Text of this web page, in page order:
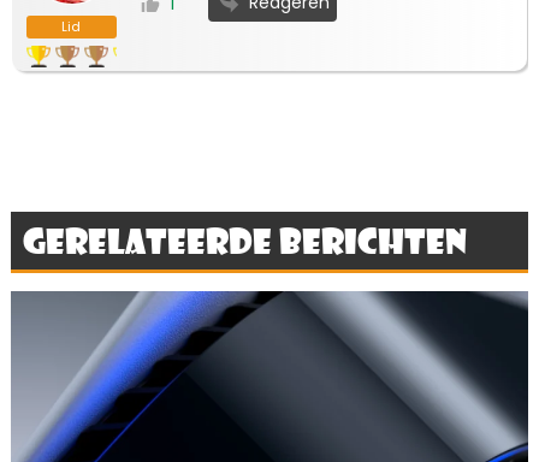
Lid
Gerelateerde berichten